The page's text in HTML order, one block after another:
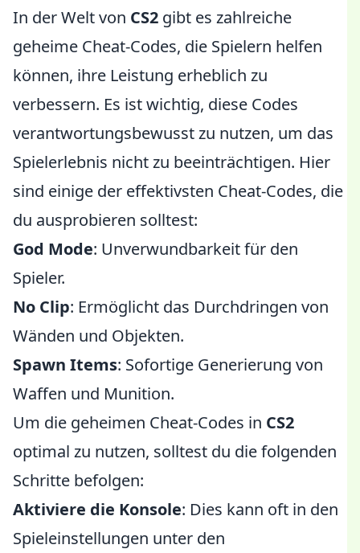
In der Welt von CS2 gibt es zahlreiche
geheime Cheat-Codes, die Spielern helfen
können, ihre Leistung erheblich zu
verbessern. Es ist wichtig, diese Codes
verantwortungsbewusst zu nutzen, um das
Spielerlebnis nicht zu beeinträchtigen. Hier
sind einige der effektivsten Cheat-Codes, die
du ausprobieren solltest:
God Mode: Unverwundbarkeit für den
Spieler.
No Clip: Ermöglicht das Durchdringen von
Wänden und Objekten.
Spawn Items: Sofortige Generierung von
Waffen und Munition.
Um die geheimen Cheat-Codes in CS2
optimal zu nutzen, solltest du die folgenden
Schritte befolgen:
Aktiviere die Konsole: Dies kann oft in den
Spieleinstellungen unter den